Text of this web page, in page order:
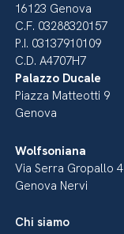
16123 Genova
C.F. 03288320157
P.I. 03137910109
C.D. A4707H7
Palazzo Ducale
Piazza Matteotti 9
Genova
Wolfsoniana
Via Serra Gropallo 4
Genova Nervi
Chi siamo